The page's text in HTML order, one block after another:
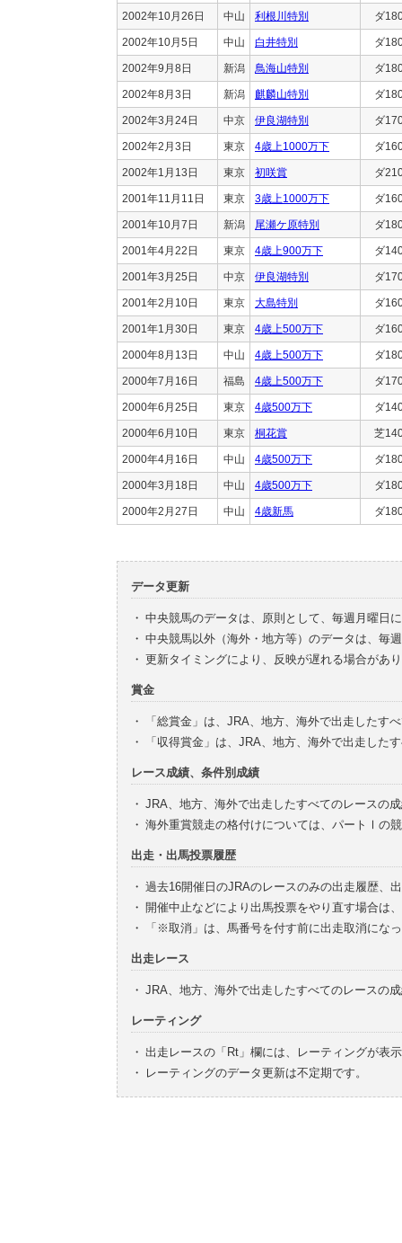
2002年10月26日 中山 利根川特別 ダ
2002年10月5日 中山 白井特別 ダ
2002年9月8日 新潟 鳥海山特別 ダ
2002年8月3日 新潟 麒麟山特別 ダ
2002年3月24日 中京 伊良湖特別 ダ
2002年2月3日 東京 4歳上1000万下 ダ
2002年1月13日 東京 初咲賞 ダ
2001年11月11日 東京 3歳上1000万下 ダ
2001年10月7日 新潟 尾瀬ケ原特別 ダ
2001年4月22日 東京 4歳上900万下 ダ
2001年3月25日 中京 伊良湖特別 ダ
2001年2月10日 東京 大島特別 ダ
2001年1月30日 東京 4歳上500万下 ダ
2000年8月13日 中山 4歳上500万下 ダ
2000年7月16日 福島 4歳上500万下 ダ
2000年6月25日 東京 4歳500万下 ダ
2000年6月10日 東京 桐花賞 芝
2000年4月16日 中山 4歳500万下 ダ
2000年3月18日 中山 4歳500万下 ダ
2000年2月27日 中山 4歳新馬 ダ
データ更新
・ 中央競馬のデータは、原則として、毎週月曜日
・ 中央競馬以外（海外・地方等）のデータは、毎
・ 更新タイミングにより、反映が遅れる場合があ
賞金
・
「総賞金」は、JRA、地方、海外で出走したす
・
「収得賞金」は、JRA、地方、海外で出走した
レース成績、条件別成績
・ JRA、地方、海外で出走したすべてのレースの
・ 海外重賞競走の格付けについては、パートⅠの
出走・出馬投票履歴
・ 過去16開催日のJRAのレースのみの出走履歴、
・ 開催中止などにより出馬投票をやり直す場合は
・
「※取消」は、馬番号を付す前に出走取消にな
出走レース
・ JRA、地方、海外で出走したすべてのレースの
レーティング
・ 出走レースの「Rt」欄には、レーティングが表
・
レーティングのデータ更新は不定期です。